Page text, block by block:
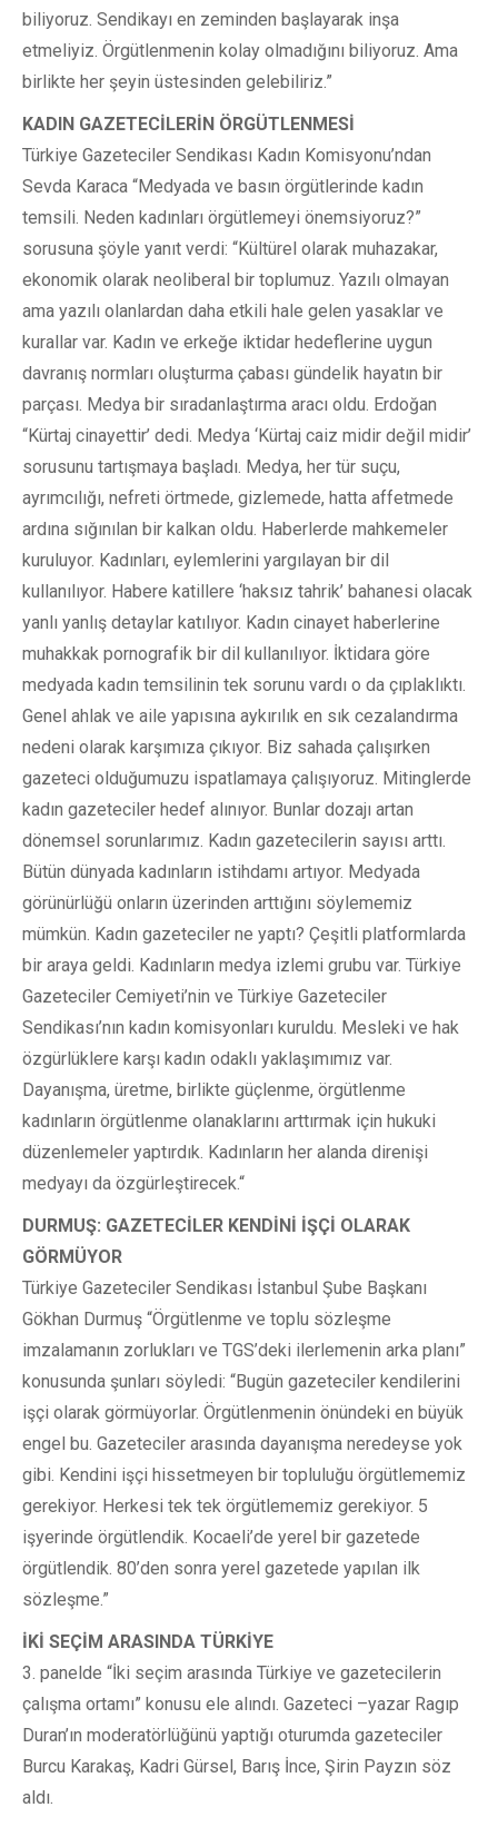
biliyoruz. Sendikayı en zeminden başlayarak inşa
etmeliyiz. Örgütlenmenin kolay olmadığını biliyoruz. Ama
birlikte her şeyin üstesinden gelebiliriz.”
KADIN GAZETECİLERİN ÖRGÜTLENMESİ
Türkiye Gazeteciler Sendikası Kadın Komisyonu’ndan
Sevda Karaca “Medyada ve basın örgütlerinde kadın
temsili. Neden kadınları örgütlemeyi önemsiyoruz?”
sorusuna şöyle yanıt verdi: “Kültürel olarak muhazakar,
ekonomik olarak neoliberal bir toplumuz. Yazılı olmayan
ama yazılı olanlardan daha etkili hale gelen yasaklar ve
kurallar var. Kadın ve erkeğe iktidar hedeflerine uygun
davranış normları oluşturma çabası gündelik hayatın bir
parçası. Medya bir sıradanlaştırma aracı oldu. Erdoğan
“Kürtaj cinayettir’ dedi. Medya ‘Kürtaj caiz midir değil midir’
sorusunu tartışmaya başladı. Medya, her tür suçu,
ayrımcılığı, nefreti örtmede, gizlemede, hatta affetmede
ardına sığınılan bir kalkan oldu. Haberlerde mahkemeler
kuruluyor. Kadınları, eylemlerini yargılayan bir dil
kullanılıyor. Habere katillere ‘haksız tahrik’ bahanesi olacak
yanlı yanlış detaylar katılıyor. Kadın cinayet haberlerine
muhakkak pornografik bir dil kullanılıyor. İktidara göre
medyada kadın temsilinin tek sorunu vardı o da çıplaklıktı.
Genel ahlak ve aile yapısına aykırılık en sık cezalandırma
nedeni olarak karşımıza çıkıyor. Biz sahada çalışırken
gazeteci olduğumuzu ispatlamaya çalışıyoruz. Mitinglerde
kadın gazeteciler hedef alınıyor. Bunlar dozajı artan
dönemsel sorunlarımız. Kadın gazetecilerin sayısı arttı.
Bütün dünyada kadınların istihdamı artıyor. Medyada
görünürlüğü onların üzerinden arttığını söylememiz
mümkün. Kadın gazeteciler ne yaptı? Çeşitli platformlarda
bir araya geldi. Kadınların medya izlemi grubu var. Türkiye
Gazeteciler Cemiyeti’nin ve Türkiye Gazeteciler
Sendikası’nın kadın komisyonları kuruldu. Mesleki ve hak
özgürlüklere karşı kadın odaklı yaklaşımımız var.
Dayanışma, üretme, birlikte güçlenme, örgütlenme
kadınların örgütlenme olanaklarını arttırmak için hukuki
düzenlemeler yaptırdık. Kadınların her alanda direnişi
medyayı da özgürleştirecek.“
DURMUŞ: GAZETECİLER KENDİNİ İŞÇİ OLARAK
GÖRMÜYOR
Türkiye Gazeteciler Sendikası İstanbul Şube Başkanı
Gökhan Durmuş “Örgütlenme ve toplu sözleşme
imzalamanın zorlukları ve TGS’deki ilerlemenin arka planı”
konusunda şunları söyledi: “Bugün gazeteciler kendilerini
işçi olarak görmüyorlar. Örgütlenmenin önündeki en büyük
engel bu. Gazeteciler arasında dayanışma neredeyse yok
gibi. Kendini işçi hissetmeyen bir topluluğu örgütlememiz
gerekiyor. Herkesi tek tek örgütlememiz gerekiyor. 5
işyerinde örgütlendik. Kocaeli’de yerel bir gazetede
örgütlendik. 80’den sonra yerel gazetede yapılan ilk
sözleşme.”
İKİ SEÇİM ARASINDA TÜRKİYE
3. panelde “İki seçim arasında Türkiye ve gazetecilerin
çalışma ortamı” konusu ele alındı. Gazeteci –yazar Ragıp
Duran’ın moderatörlüğünü yaptığı oturumda gazeteciler
Burcu Karakaş, Kadri Gürsel, Barış İnce, Şirin Payzın söz
aldı.